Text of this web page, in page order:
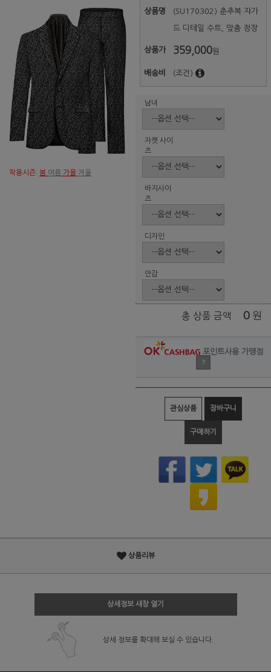
착용시즌: 봄 여름 가을 겨울
상품명 (SU170302) 춘추복 쟈가
드 디테일 수트, 맞춤 정장
상품가 359,000원
배송비 (조건)
남녀
자켓 사이
즈
바지사이
즈
디자인
안감
총 상품 금액 0 원
포인트사용 가맹점
?
관심상품 장바구니
구매하기
상품리뷰
상세정보 새창 열기
상세 정보를 확대해 보실 수 있습니다.